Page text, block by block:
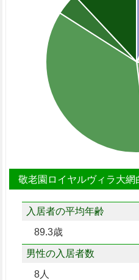
敬老園ロイヤルヴィラ大網
入居者の平均年齢
89.3歳
男性の入居者数
8人